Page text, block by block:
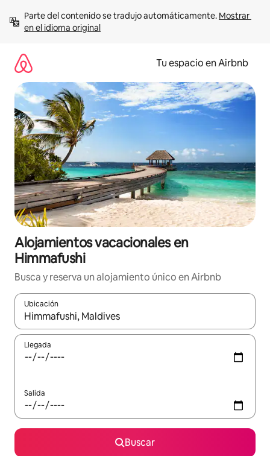
contenido
Parte del contenido se tradujo automáticamente. Mostrar
en el idioma original
Tu espacio en Airbnb
Alojamientos vacacionales en
Himmafushi
Busca y reserva un alojamiento único en Airbnb
Ubicación
Cuando los resultados estén disponibles, podrás navegar
Llegada
Salida
Buscar